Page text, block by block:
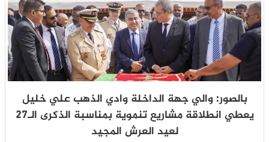
بالصور: والي جهة الداخلة وادي الذهب علي خليل
يعطي انطلاقة مشاريع تنموية بمناسبة الذكرى الـ27
لعيد العرش المجيد